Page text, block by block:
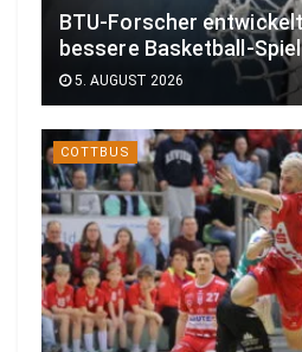
BTU-Forscher
bessere Basketball-
5. AUGUST 2026
COTTBUS